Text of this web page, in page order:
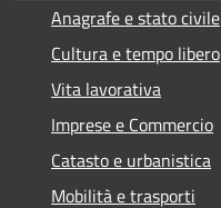
Anagrafe e stato civile
Cultura e tempo libero
Vita lavorativa
Imprese e Commercio
Catasto e urbanistica
Mobilità e trasporti